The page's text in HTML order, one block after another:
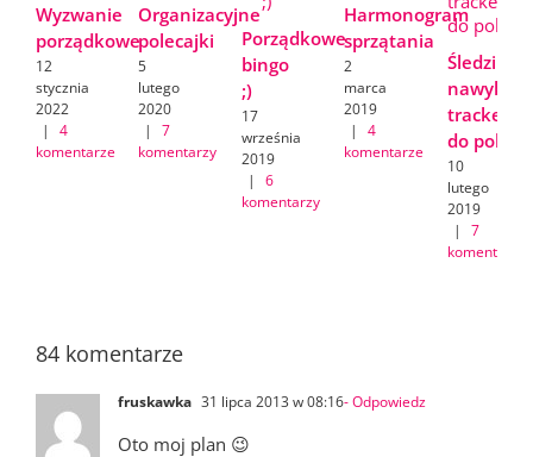
Wyzwanie
porządkowe
12
stycznia
2022
|
4
komentarze
Organizacyjne
polecajki
5
lutego
2020
|
7
komentarzy
Porządkowe
bingo
;)
17
września
2019
|
6
komentarzy
Harmonogram
sprzątania
2
marca
2019
|
4
komentarze
Śledzik
tracker
do
10
lutego
2019
|
7
komentarzy
84 komentarze
fruskawka 31 lipca 2013 w 08:16- Odpowiedz
Oto moj plan 😉